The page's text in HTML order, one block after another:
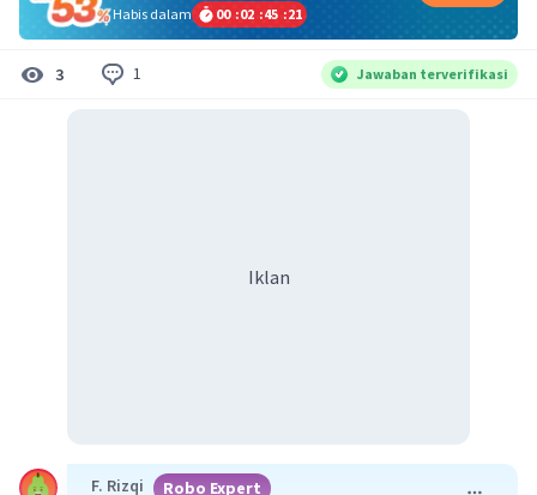
Habis dalam
00 :02 :45 :20
3 1 Jawaban terverifikasi
Iklan
F. Rizqi Robo Expert